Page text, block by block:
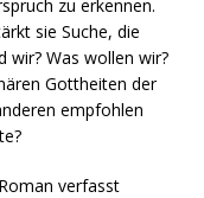
zu erkennen.
sie Suche, die
wir? Was wollen wir?
Gottheiten der
empfohlen
verfasst